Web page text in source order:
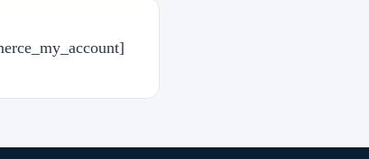
[woocommerce_my_account]